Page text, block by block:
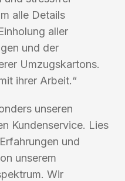
alle Details
aller
und der
Umzugskartons.
ihrer Arbeit.“
unseren
Kundenservice. Lies
und
unserem
Wir